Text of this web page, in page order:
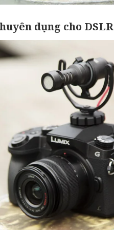
dụng cho DSLR